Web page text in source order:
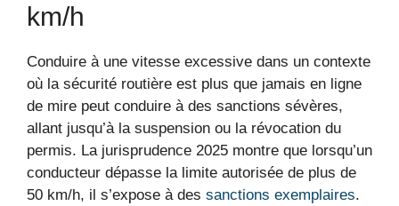
km/h
Conduire à une vitesse excessive dans un contexte
où la sécurité routière est plus que jamais en ligne
de mire peut conduire à des sanctions sévères,
allant jusqu’à la suspension ou la révocation du
permis. La jurisprudence 2025 montre que lorsqu’un
conducteur dépasse la limite autorisée de plus de
50 km/h, il s’expose à des sanctions exemplaires.